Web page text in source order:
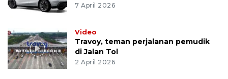
7 April 2026
Video
Travoy, teman perjalanan pemudik
di Jalan Tol
2 April 2026